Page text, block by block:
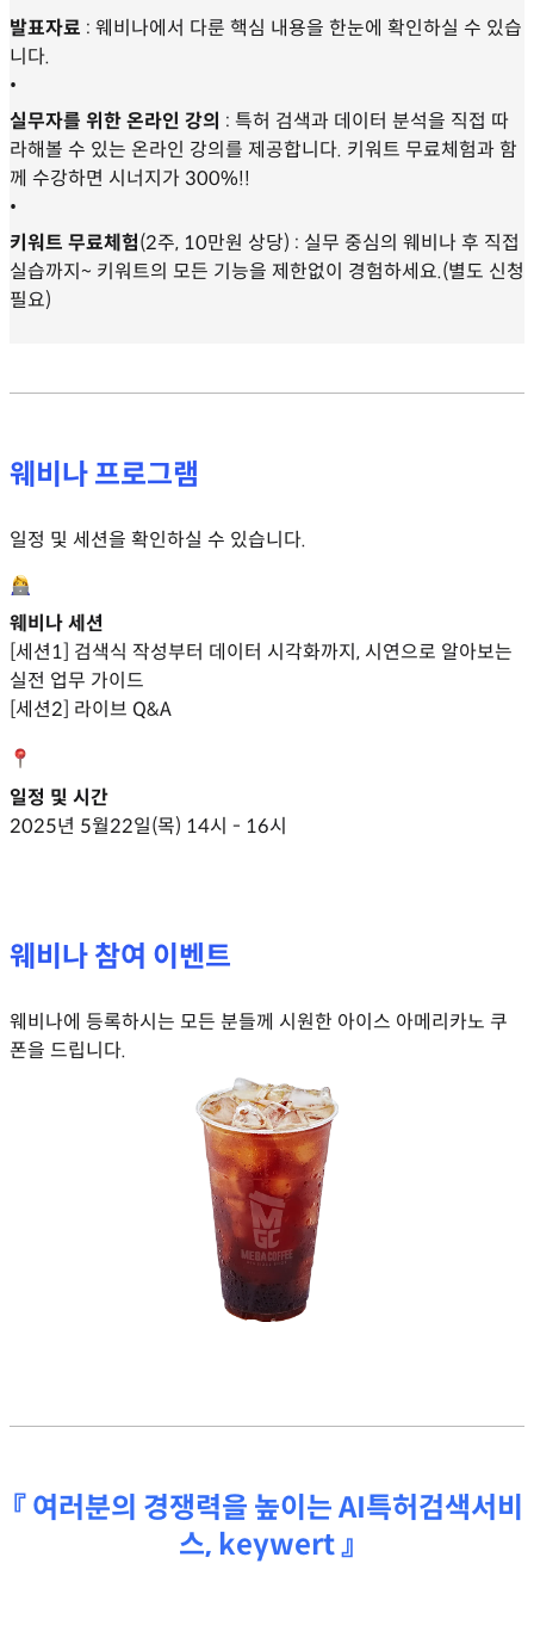
발표자료 : 웨비나에서 다룬 핵심 내용을 한눈에 확인하실 수 있습
니다.
•
실무자를 위한 온라인 강의 : 특허 검색과 데이터 분석을 직접 따
라해볼 수 있는 온라인 강의를 제공합니다. 키워트 무료체험과 함
께 수강하면 시너지가 300%!!
•
키워트 무료체험(2주, 10만원 상당) : 실무 중심의 웨비나 후 직접
실습까지~ 키워트의 모든 기능을 제한없이 경험하세요.(별도 신청
필요)
웨비나 프로그램
일정 및 세션을 확인하실 수 있습니다.
웨비나 세션
[세션1] 검색식 작성부터 데이터 시각화까지, 시연으로 알아보는
실전 업무 가이드
[세션2] 라이브 Q&A
일정 및 시간
2025년 5월22일(목) 14시 - 16시
웨비나 참여 이벤트
웨비나에 등록하시는 모든 분들께 시원한 아이스 아메리카노 쿠
폰을 드립니다.
『 여러분의 경쟁력을 높이는 AI특허검색서비
스, keywert 』